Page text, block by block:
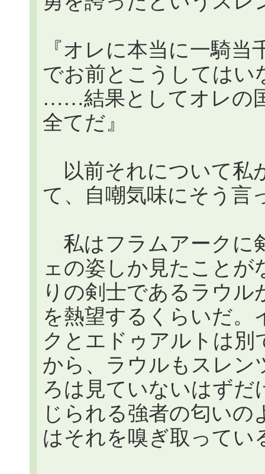
『オレに本当に一騎
でお前とこうしてはい
……結果としてオレの
全てだ』
以前それについて私
て、自嘲気味にそう言
私はフラムアークに
ェの姿しか見たことが
りの剣士であるラウ
を熱望するくらいだ。
クとエドゥアルトは
から、ラウルもスレン
ろは見ていないはずだ
じられる強者の匂い
はそれを嗅ぎ取ってい